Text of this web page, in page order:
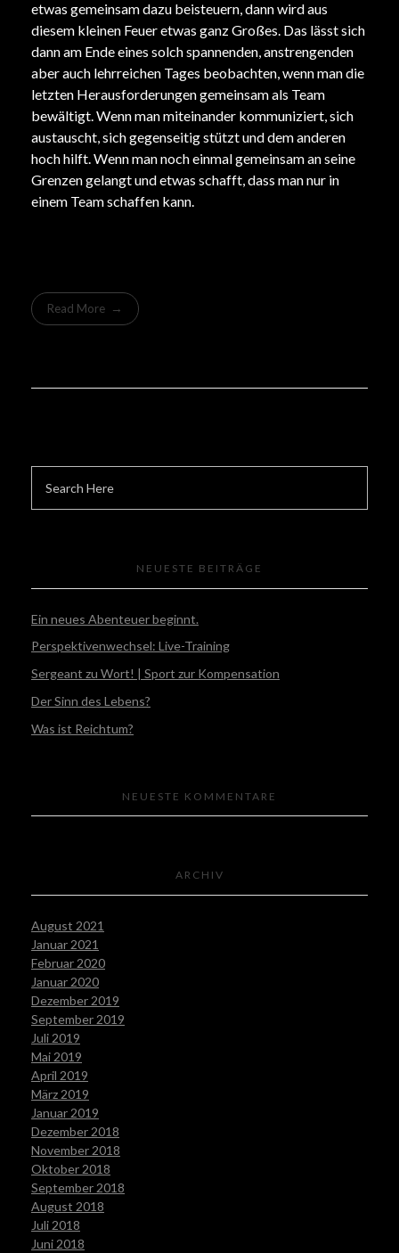
etwas gemeinsam dazu beisteuern, dann wird aus
diesem kleinen Feuer etwas ganz Großes. Das lässt sich
dann am Ende eines solch spannenden, anstrengenden
aber auch lehrreichen Tages beobachten, wenn man die
letzten Herausforderungen gemeinsam als Team
bewältigt. Wenn man miteinander kommuniziert, sich
austauscht, sich gegenseitig stützt und dem anderen
hoch hilft. Wenn man noch einmal gemeinsam an seine
Grenzen gelangt und etwas schafft, dass man nur in
einem Team schaffen kann.
Read More
NEUESTE BEITRÄGE
Ein neues Abenteuer beginnt.
Perspektivenwechsel: Live-Training
Sergeant zu Wort! | Sport zur Kompensation
Der Sinn des Lebens?
Was ist Reichtum?
NEUESTE KOMMENTARE
ARCHIV
August 2021
Januar 2021
Februar 2020
Januar 2020
Dezember 2019
September 2019
Juli 2019
Mai 2019
April 2019
März 2019
Januar 2019
Dezember 2018
November 2018
Oktober 2018
September 2018
August 2018
Juli 2018
Juni 2018